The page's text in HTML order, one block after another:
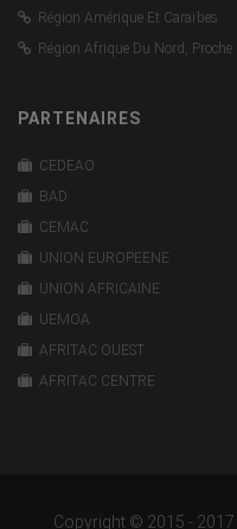
Région Amérique Et Caraïbes
Région Afrique Du Nord,
PARTENAIRES
CEDEAO
BAD
CEMAC
UNION EUROPEENE
UNION AFRICAINE
UEMOA
AFRITAC OUEST
AFRITAC CENTRE
Copyright © 2015 - 2017